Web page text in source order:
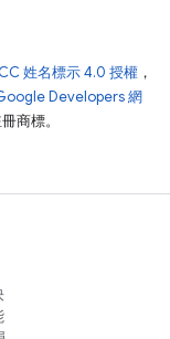
姓名標示 4.0 授權 ，
Developers 網
商標。